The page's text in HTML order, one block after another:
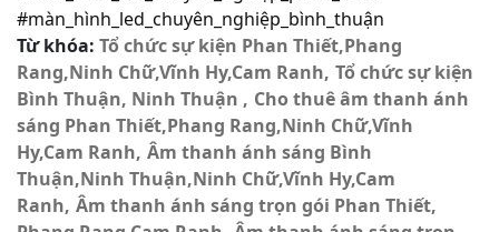
#màn_hình_led_chuyên_nghiệp_bình_thuận
Từ khóa: Tổ chức sự kiện Phan Thiết,Phang
Rang,Ninh Chữ,Vĩnh Hy,Cam Ranh Tổ chức sự kiện
Bình Thuận, Ninh Thuận
Cho thuê âm thanh ánh
sáng Phan Thiết,Phang Rang,Ninh Chữ,Vĩnh
Hy,Cam Ranh Âm thanh ánh sáng Bình
Thuận,Ninh Thuận,Ninh Chữ,Vĩnh Hy,Cam
Ranh Âm thanh ánh sáng trọn gói Phan Thiết,